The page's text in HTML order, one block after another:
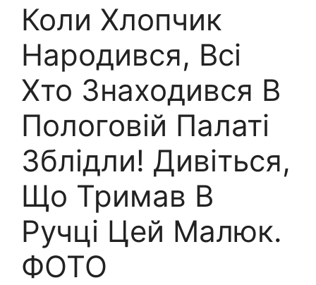
Коли Хлопчик
Народився, Всі
Хто Знаходився В
Пологовій Палаті
Зблідли! Дивіться,
Що Тримав В
Ручці Цей Малюк.
ФОТО